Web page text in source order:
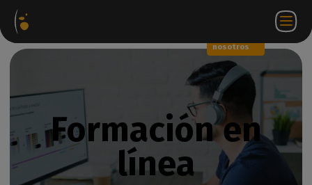
Paquetes
de
software
nosotros
ES
Formación en
línea